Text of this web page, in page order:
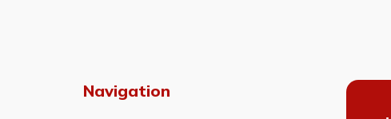
Navigation